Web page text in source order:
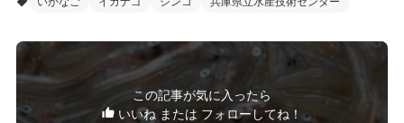
この記事が気に入ったら
いいね または フォローしてね！